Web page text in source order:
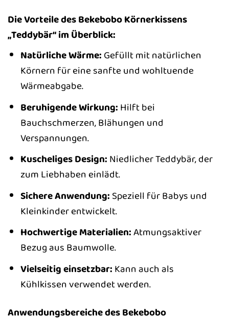
Die Vorteile des Bekebobo Körnerkissens
„Teddybär“ im Überblick:
Natürliche Wärme: Gefüllt mit natürlichen
Körnern für eine sanfte und wohltuende
Wärmeabgabe.
Beruhigende Wirkung: Hilft bei
Bauchschmerzen, Blähungen und
Verspannungen.
Kuscheliges Design: Niedlicher Teddybär, der
zum Liebhaben einlädt.
Sichere Anwendung: Speziell für Babys und
Kleinkinder entwickelt.
Hochwertige Materialien:Atmungsaktiver
Bezug aus Baumwolle.
Vielseitig einsetzbar: Kann auch als
Kühlkissen verwendet werden.
Anwendungsbereiche des Bekebobo